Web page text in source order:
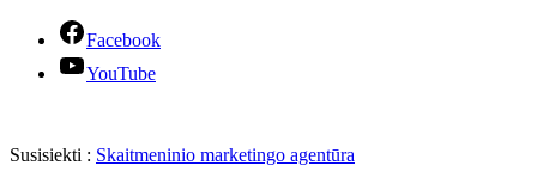
Facebook
YouTube
Susisiekti : Skaitmeninio marketingo agentūra